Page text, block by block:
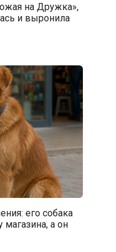
на Дружка»,
и выронила
его собака
магазина, а он